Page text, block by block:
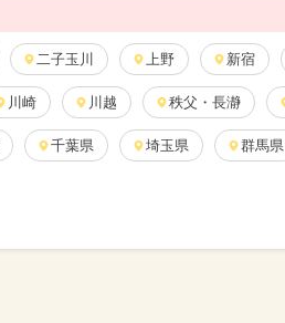
二子玉川 上野 新宿
川崎 川越 秩父・長瀞
千葉県 埼玉県 群馬県